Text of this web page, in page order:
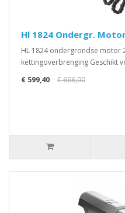
Hl 1824 Ondergr.
HL 1824 ondergrondse motor
kettingoverbrenging Geschikt
€ 599,40
€ 666,00